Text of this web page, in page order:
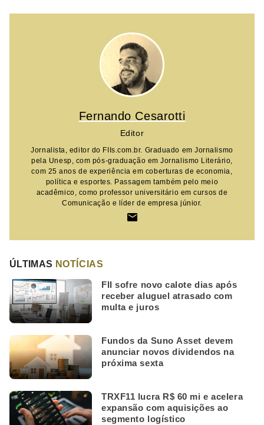
Fernando Cesarotti
Editor
Jornalista, editor do FIIs.com.br. Graduado em Jornalismo
pela Unesp, com pós-graduação em Jornalismo Literário,
com 25 anos de experiência em coberturas de economia,
política e esportes. Passagem também pelo meio
acadêmico, como professor universitário em cursos de
Comunicação e líder de empresa júnior.
ÚLTIMAS NOTÍCIAS
FII sofre novo calote dias após
receber aluguel atrasado com
multa e juros
Fundos da Suno Asset devem
anunciar novos dividendos na
próxima sexta
TRXF11 lucra R$ 60 mi e acelera
expansão com aquisições ao
segmento logístico